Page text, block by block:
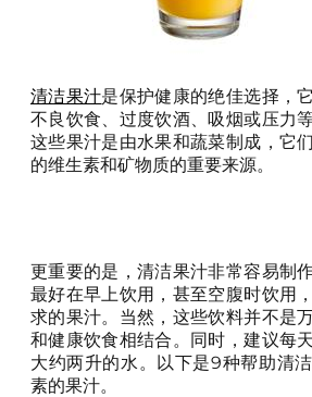
清洁果汁是保护健康的绝佳选择，
不良饮食、过度饮酒、吸烟或压力
这些果汁是由水果和蔬菜制成，它
的维生素和矿物质的重要来源。
更重要的是，清洁果汁非常容易制
最好在早上饮用，甚至空腹时饮用
求的果汁。当然，这些饮料并不是
和健康饮食相结合。同时，建议每
大约两升的水。以下是9种帮助清
素的果汁。